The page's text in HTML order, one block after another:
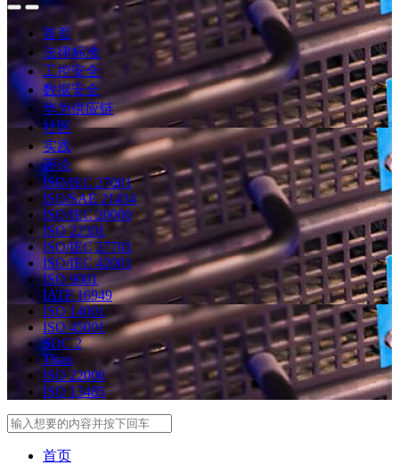
点
搜
索
点
此
导
航
首页
法律标准
工控安全
数据安全
华为供应链
社区
实践
评论
ISO/IEC 27001
ISO/SAE 21434
ISO/IEC 20000
ISO 22301
ISO/IEC 27701
ISO/IEC 42001
ISO 9001
IATF 16949
ISO 14001
ISO 45001
SOC 2
Tisax
ISO 22000
ISO 13485
首页